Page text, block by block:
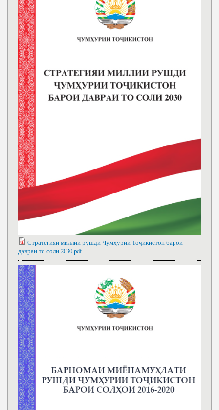
Стратегияи миллии рушди Ҷумҳурии Тоҷикистон барои
давраи то соли 2030.pdf